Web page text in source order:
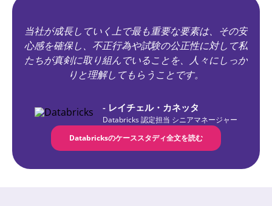
当社が成長していく上で最も重要な要素は、その安
心感を確保し、不正行為や試験の公正性に対して私
たちが真剣に取り組んでいることを、人々にしっか
りと理解してもらうことです。
- レイチェル・カネッタ
Databricks 認定担当 シニアマネージャー
Databricksのケーススタディ全文を読む